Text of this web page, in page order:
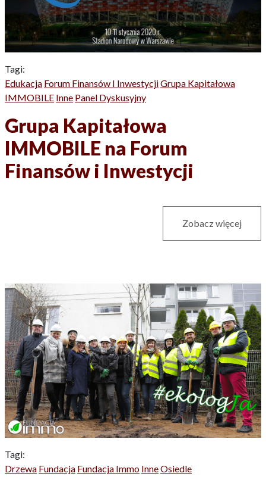
Tagi:
Edukacja Forum Finansów I InwestycjiGrupa Kapitałowa
IMMOBILE Inne Panel Dyskusyjny
Grupa Kapitałowa
IMMOBILE na Forum
Finansów i Inwestycji
Zobacz więcej
Tagi:
Drzewa Fundacja Fundacja Immo InneOsiedle